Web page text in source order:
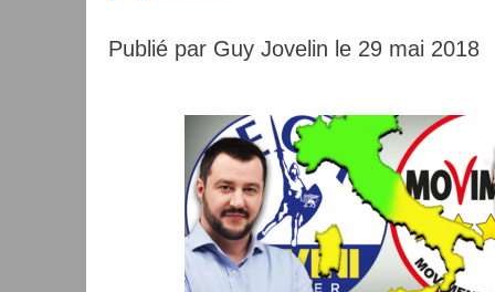
Publié par Guy Jovelin le 29 mai 2018